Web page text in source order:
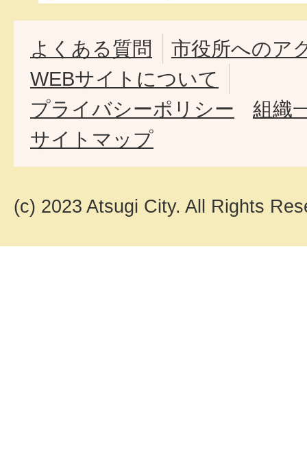
よくある質問
市役所へのア
WEBサイトについて
プライバシーポリシー
組織
サイトマップ
(c) 2023 Atsugi City. All Rights